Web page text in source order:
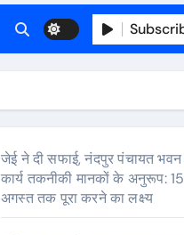
जेई ने दी सफाई, नंदपुर पंचायत
कार्य तकनीकी मानकों के अनुरूप: 15
अगस्त तक पूरा करने का लक्ष्य